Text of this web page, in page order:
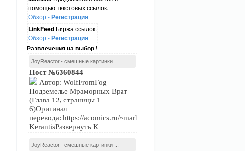
помощью текстовых ссылок.
Обзор -Регистрация
LinkFeed Биржа ссылок.
Обзор -Регистрация
Развлечения на выбор !
JoyReactor - смешные картинки ...
Пост №6360844
Автор: WolfFromFog
Подземелье Мраморных Врат
(Глава 12, страницы 1 -
6)Оригинал
перевода: https://acomics.ru/~marblegateПереводчик:
KerantisРазвернуть К
JoyReactor - смешные картинки ...